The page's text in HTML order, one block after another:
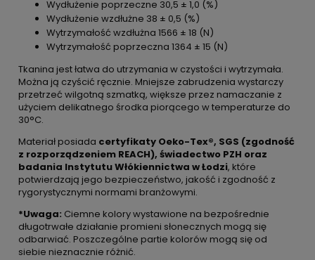
Wydłużenie poprzeczne 30,5 ± 1,0 (%)
Wydłużenie wzdłużne 38 ± 0,5 (%)
Wytrzymałość wzdłużna 1566 ± 18 (N)
Wytrzymałość poprzeczna 1364 ± 15 (N)
Tkanina jest łatwa do utrzymania w czystości i wytrzymała.
Można ją czyścić ręcznie. Mniejsze zabrudzenia wystarczy
przetrzeć wilgotną szmatką, większe przez namaczanie z
użyciem delikatnego środka piorącego w temperaturze do
30°C.
Materiał posiada certyfikaty Oeko-Tex®, SGS (zgodność
z rozporządzeniem REACH), świadectwo PZH oraz
badania Instytutu Włókiennictwa w Łodzi, które
potwierdzają jego bezpieczeństwo, jakość i zgodność z
rygorystycznymi normami branżowymi.
*Uwaga: Ciemne kolory wystawione na bezpośrednie
długotrwałe działanie promieni słonecznych mogą się
odbarwiać. Poszczególne partie kolorów mogą się od
siebie nieznacznie różnić.